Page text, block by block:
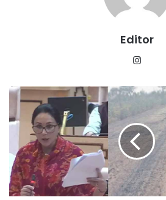
Editor
राजस्थान
विधानसभा
में
सीमावर्ती
जर्जर
सड़कों
का
‘मुद्दा’,